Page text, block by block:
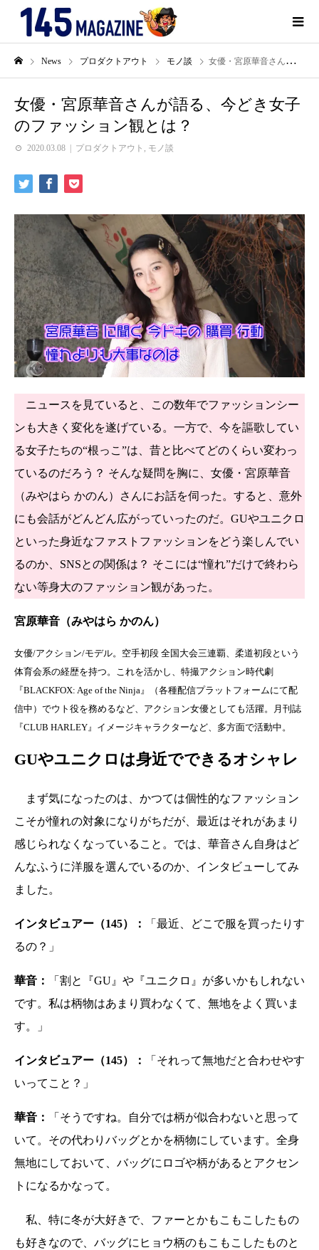
News プロダクトアウト モノ談 女優・宮原華音さんが語る、今どき女子のファッション観とは？
女優・宮原華音さんが語る、今どき女子
のファッション観とは？
2020.03.08 プロダクトアウト モノ談
ニュースを見ていると、この数年でファッションシー
ンも大きく変化を遂げている。一方で、今を謳歌してい
る女子たちの“根っこ”は、昔と比べてどのくらい変わっ
ているのだろう？ そんな疑問を胸に、女優・宮原華音
（みやはら かのん）さんにお話を伺った。すると、意外
にも会話がどんどん広がっていったのだ。GUやユニクロ
といった身近なファストファッションをどう楽しんでい
るのか、SNSとの関係は？ そこには“憧れ”だけで終わら
ない等身大のファッション観があった。
宮原華音（みやはら かのん）
女優/アクション/モデル。空手初段 全国大会三連覇、柔道初段という
体育会系の経歴を持つ。これを活かし、特撮アクション時代劇
『BLACKFOX: Age of the Ninja』（各種配信プラットフォームにて配
信中）でウト役を務めるなど、アクション女優としても活躍。月刊誌
『CLUB HARLEY』イメージキャラクターなど、多方面で活動中。
GUやユニクロは身近でできるオシャレ
まず気になったのは、かつては個性的なファッション
こそが憧れの対象になりがちだが、最近はそれがあまり
感じられなくなっていること。では、華音さん自身はど
んなふうに洋服を選んでいるのか、インタビューしてみ
ました。
インタビュアー（145）：
「最近、どこで服を買ったりす
るの？」
華音：
「割と『GU』や『ユニクロ』が多いかもしれない
です。私は柄物はあまり買わなくて、無地をよく買いま
す。」
インタビュアー（145）：
「それって無地だと合わせやす
いってこと？」
華音：
「そうですね。自分では柄が似合わないと思って
いて。その代わりバッグとかを柄物にしています。全身
無地にしておいて、バッグにロゴや柄があるとアクセン
トになるかなって。
私、特に冬が大好きで、ファーとかもこもこしたもの
も好きなので、バッグにヒョウ柄のもこもこしたものと